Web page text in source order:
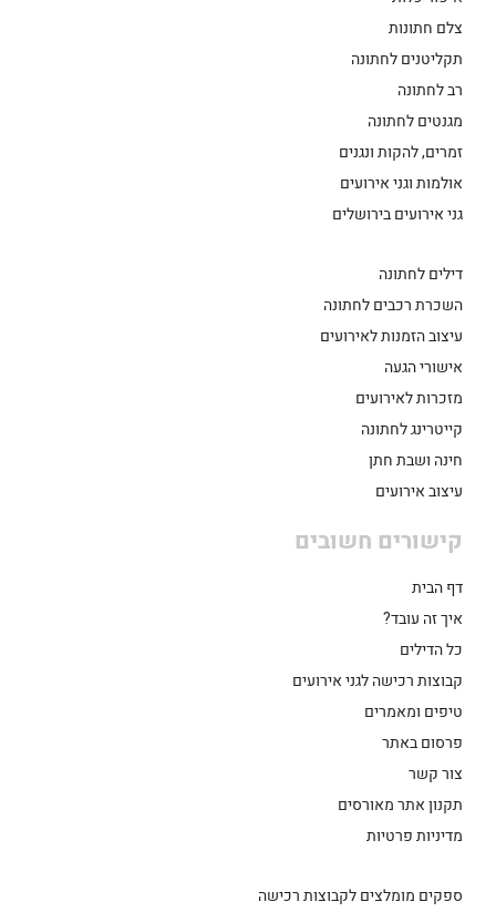
צלם חתונות
תקליטנים לחתונה
רב לחתונה
מגנטים לחתונה
זמרים, להקות ונגנים
אולמות וגני אירועים
גני אירועים בירושלים
דילים לחתונה
השכרת רכבים לחתונה
עיצוב הזמנות לאירועים
אישורי הגעה
מזכרות לאירועים
קייטרינג לחתונה
חינה ושבת חתן
עיצוב אירועים
קישורים חשובים
דף הבית
איך זה עובד?
כל הדילים
קבוצות רכישה לגני אירועים
טיפים ומאמרים
פרסום באתר
צור קשר
תקנון אתר מאורסים
מדיניות פרטיות
ספקים מומלצים לקבוצות רכישה